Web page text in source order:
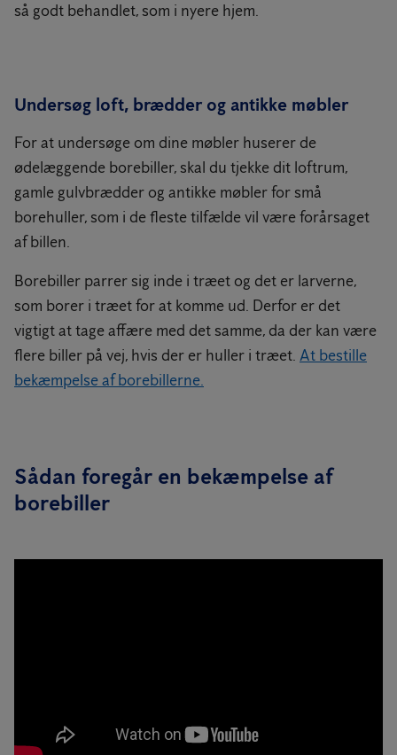
så godt behandlet, som i nyere hjem.
Undersøg loft, brædder og antikke møbler
For at undersøge om dine møbler huserer de
ødelæggende borebiller, skal du tjekke dit loftrum,
gamle gulvbrædder og antikke møbler for små
borehuller, som i de fleste tilfælde vil være forårsaget
af billen.
Borebiller parrer sig inde i træet og det er larverne,
som borer i træet for at komme ud. Derfor er det
vigtigt at tage affære med det samme, da der kan være
flere biller på vej, hvis der er huller i træet. At bestille
bekæmpelse af borebillerne.
Sådan foregår en bekæmpelse af
borebiller